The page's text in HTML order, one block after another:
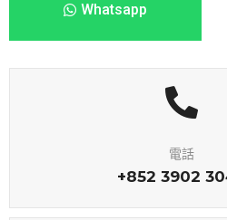
Whatsapp
電話
+852 3902